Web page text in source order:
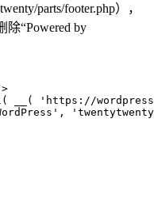
parts/footer.php），
“Powered by
__( 'https://